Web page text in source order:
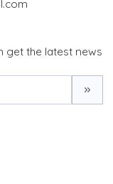
get the latest news